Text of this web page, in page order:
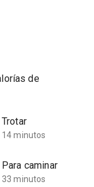
de
Trotar
14 minutos
Para caminar
33 minutos